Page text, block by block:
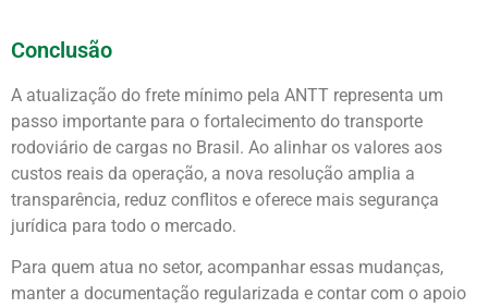
Conclusão
A atualização do frete mínimo pela ANTT representa um
passo importante para o fortalecimento do transporte
rodoviário de cargas no Brasil. Ao alinhar os valores aos
custos reais da operação, a nova resolução amplia a
transparência, reduz conflitos e oferece mais segurança
jurídica para todo o mercado.
Para quem atua no setor, acompanhar essas mudanças,
manter a documentação regularizada e contar com o apoio